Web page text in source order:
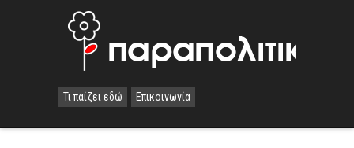
Τι παίζει εδώ Επικοινωνία